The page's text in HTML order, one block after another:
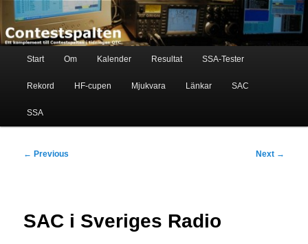
primary
content
Contestspalten
Ett komplement till contestspalten i tidningen QTC
Start Om Kalender Resultat SSA-Tester
Rekord HF-cupen Mjukvara Länkar SAC
SSA
Post
← Previous Next →
SAC i Sveriges Radio